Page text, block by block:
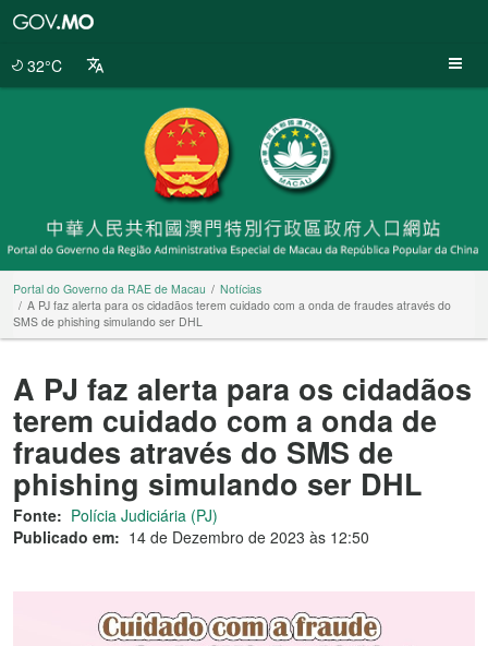
32°C
Portal do Governo da RAE de Macau
Notícias
A PJ faz alerta para os cidadãos terem cuidado com a onda de fraudes através do
SMS de phishing simulando ser DHL
A PJ faz alerta para os cidadãos
terem cuidado com a onda de
fraudes através do SMS de
phishing simulando ser DHL
Fonte: Polícia Judiciária (PJ)
Publicado em: 14 de Dezembro de 2023 às 12:50